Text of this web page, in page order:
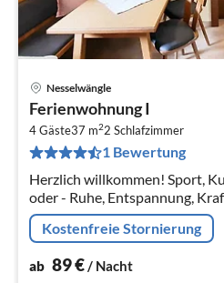
Nesselwängle
Ferienwohnung I
4 Gäste37 m22 Schlafzimmer
1 Bewertung
Herzlich willkommen! Sport, Kultur, Action, Apres Ski -
oder - Ruhe, Entspannung,
Kostenfreie Stornierung
ab 89€/ Nacht